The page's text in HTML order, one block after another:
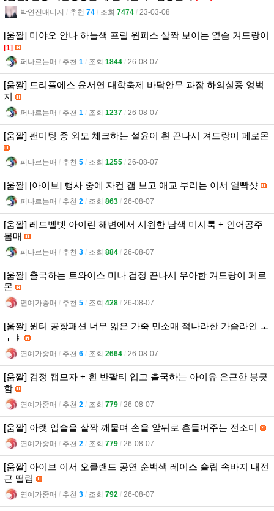
박연진매니저 l 추천 74 l 조회 7474 l 23-03-08
[움짤] 미야오 안나 하늘색 프릴 원피스 살짝 보이는 옆슴 겨드랑이
[1]
퍼나르는매 l 추천 1 l 조회 1844 l 26-08-07
[움짤] 트리플에스 윤서연 대학축제 바닥안무 과잠 하의실종 엉벅
지
퍼나르는매 l 추천 1 l 조회 1237 l 26-08-07
[움짤] 팬미팅 중 외모 체크하는 설윤이 흰 끈나시 겨드랑이 페로몬
퍼나르는매 l 추천 5 l 조회 1255 l 26-08-07
[움짤] [아이브] 행사 중에 자컨 캠 보고 애교 부리는 이서 얼빡샷
퍼나르는매 l 추천 2 l 조회 863 l 26-08-07
[움짤] 레드벨벳 아이린 해변에서 시원한 남색 미시룩 + 인어공주
몸매
퍼나르는매 l 추천 3 l 조회 884 l 26-08-07
[움짤] 출국하는 트와이스 미나 검정 끈나시 우아한 겨드랑이 페로
몬
연예가중매 l 추천 5 l 조회 428 l 26-08-07
[움짤] 윈터 공항패션 너무 얇은 가죽 민소매 적나라한 가슴라인 ㅗ
ㅜㅑ
연예가중매 l 추천 6 l 조회 2664 l 26-08-07
[움짤] 검정 캡모자 + 흰 반팔티 입고 출국하는 아이유 은근한 봉긋
함
연예가중매 l 추천 2 l 조회 779 l 26-08-07
[움짤] 아랫 입술을 살짝 깨물며 손을 앞뒤로 흔들어주는 전소미
연예가중매 l 추천 2 l 조회 779 l 26-08-07
[움짤] 아이브 이서 오클랜드 공연 순백색 레이스 슬립 속바지 내전
근 떨림
연예가중매 l 추천 3 l 조회 792 l 26-08-07